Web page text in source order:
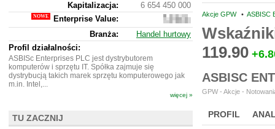
Akcje GPW • ASBISC
119.90
ASBISC
GPW - Akcje -
PROFIL
Kapitalizacja:
6 654 450 000
Enterprise Value:
6
633
914
Branża:
Handel hurtowy
Profil działalności:
ASBISc Enterprises PLC jest dystrybutorem
komputerów i sprzętu IT. Spółka zajmuje się
dystrybucją takich marek sprzętu komputerowego jak
m.in. Intel,...
więcej »
TU ZACZNIJ